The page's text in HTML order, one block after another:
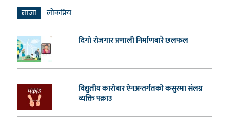
ताजा लाेकप्रिय
दिगो रोजगार प्रणाली निर्माणबारे छलफल
विद्युतीय कारोबार ऐनअन्तर्गतको कसुरमा संलग्न
व्यक्ति पक्राउ